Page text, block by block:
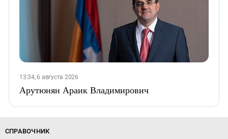
13:34, 6 августа 2026
Арутюнян Араик Владимирович
СПРАВОЧНИК